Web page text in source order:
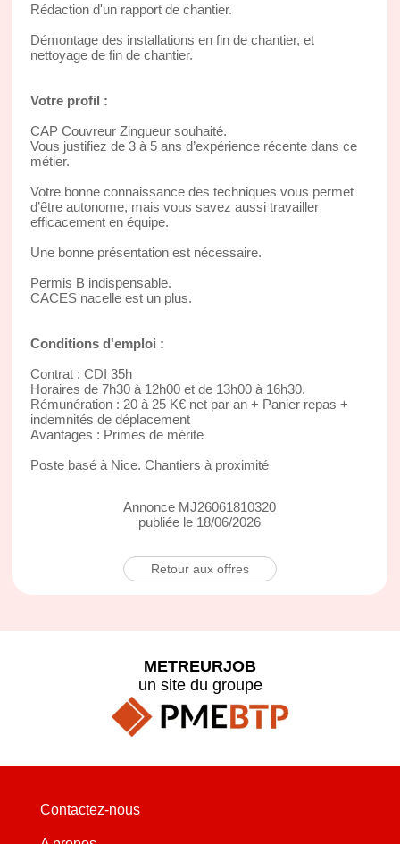
Rédaction d'un rapport de chantier.
Démontage des installations en fin de chantier, et
nettoyage de fin de chantier.
Votre profil :
CAP Couvreur Zingueur souhaité.
Vous justifiez de 3 à 5 ans d’expérience récente dans ce
métier.
Votre bonne connaissance des techniques vous permet
d’être autonome, mais vous savez aussi travailler
efficacement en équipe.
Une bonne présentation est nécessaire.
Permis B indispensable.
CACES nacelle est un plus.
Conditions d'emploi :
Contrat : CDI 35h
Horaires de 7h30 à 12h00 et de 13h00 à 16h30.
Rémunération : 20 à 25 K€ net par an + Panier repas +
indemnités de déplacement
Avantages : Primes de mérite
Poste basé à Nice. Chantiers à proximité
Annonce MJ26061810320
publiée le 18/06/2026
Retour aux offres
METREURJOB
un site du groupe
Contactez-nous